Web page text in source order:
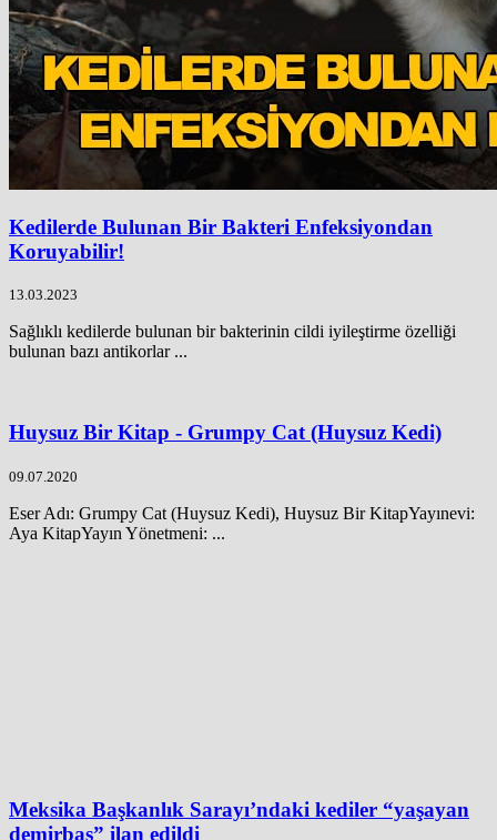
Kedilerde Bulunan Bir Bakteri Enfeksiyondan
Koruyabilir!
13.03.2023
Sağlıklı kedilerde bulunan bir bakterinin cildi iyileştirme özelliği
bulunan bazı antikorlar ...
Huysuz Bir Kitap - Grumpy Cat (Huysuz Kedi)
09.07.2020
Eser Adı: Grumpy Cat (Huysuz Kedi), Huysuz Bir KitapYayınevi:
Aya KitapYayın Yönetmeni: ...
Meksika Başkanlık Sarayı’ndaki kediler “yaşayan
demirbaş” ilan edildi